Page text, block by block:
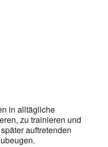
in alltägliche
zu trainieren und
auftretenden